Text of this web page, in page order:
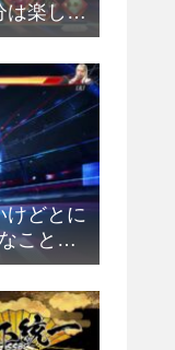
は楽しめ
けどとに
ことな